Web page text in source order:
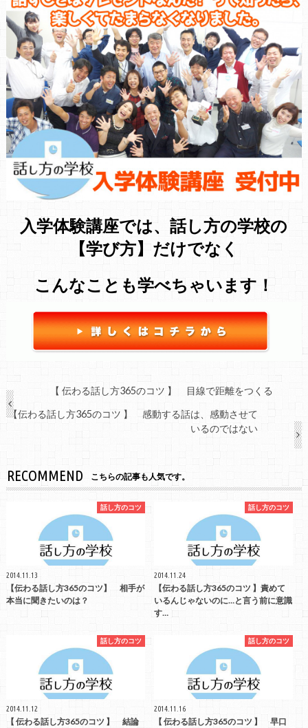
入学体験講座では、話し方の学校の
【学び方】だけでなく
こんなことも学べちゃいます！
【 伝わる話し方365のコツ 】 目線で距離をつくる
【伝わる話し方365のコツ 】 感動する話は、感動させて
いるのではない
RECOMMEND こちらの記事も人気です。
話し方のコツ
2014.11.13
【伝わる話し方365のコツ】 相手が
本当に聞きたいのは？
話し方のコツ
2014.11.24
【伝わる話し方365のコツ 】責めて
いるんじゃないのに…と言う前に意識
す…
話し方のコツ
2014.11.12
【 伝わる話し方365のコツ 】 結論
話し方のコツ
2014.11.16
【 伝わる話し方365のコツ 】 早口